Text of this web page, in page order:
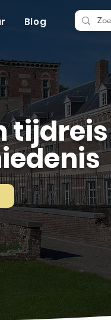
Blog
tijdreis